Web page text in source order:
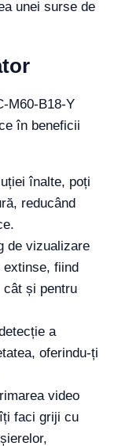
unei surse de
M60-B18-Y
în beneficii
înalte, poți
reducând
de vizualizare
fiind
cât și pentru
a
oferindu-ți
video
faci griji cu